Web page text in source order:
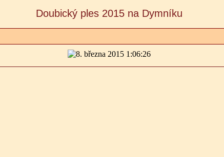
Doubický ples 2015 na Dymníku